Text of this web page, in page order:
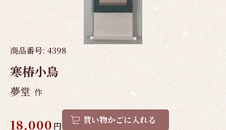
商品番号: 4398
寒椿小鳥
夢堂 作
18,000 円
買い物かごに入れる